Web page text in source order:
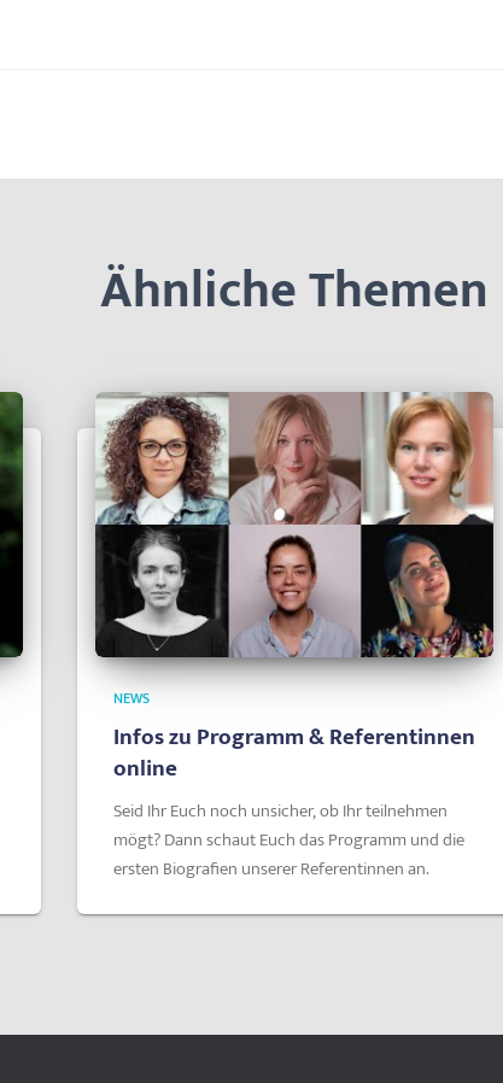
Ähnliche Themen
NEWS
Infos zu Programm & Referentinnen
online
Seid Ihr Euch noch unsicher, ob Ihr teilnehmen
mögt? Dann schaut Euch das Programm und die
ersten Biografien unserer Referentinnen an.